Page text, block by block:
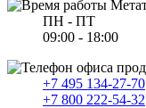
ПН - ПТ
09:00 - 18:00
+7 495 134-27-70
+7 800 222-54-32